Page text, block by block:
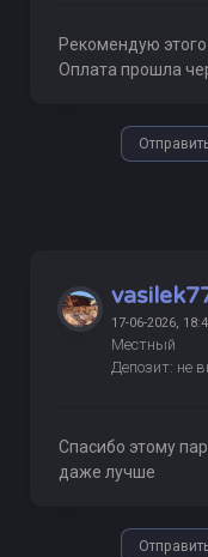
Рекомендую
Оплата прошла
17-06-2026,
Местный
Депозит: не
Спасибо этому
даже лучше